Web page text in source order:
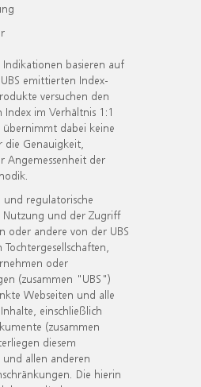
Indikationen basieren auf
emittierten Index-
versuchen den
im Verhältnis 1:1
übernimmt dabei keine
die Genauigkeit,
Angemessenheit der
regulatorische
und der Zugriff
oder andere von der UBS
oder
(zusammen "UBS")
Webseiten und alle
einschließlich
(zusammen
diesem
und allen anderen
Die hierin